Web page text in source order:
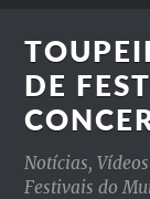
DE
Notícias,
Festivais do